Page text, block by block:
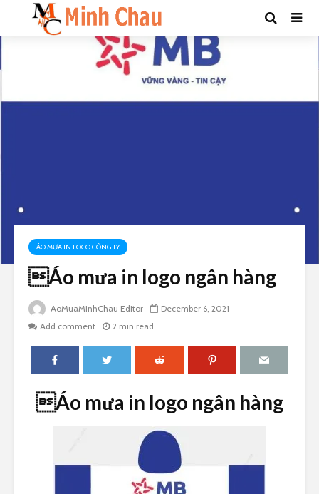
ÁO MƯA IN LOGO CÔNG TY
Áo mưa in logo ngân hàng
AoMuaMinhChau Editor
December 6, 2021
Add comment
2 min read
Áo mưa in logo ngân hàng